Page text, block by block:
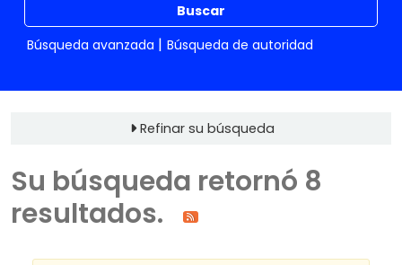
Buscar
Búsqueda avanzada
Búsqueda de autoridad
Refinar su búsqueda
Su búsqueda retornó 8
resultados.